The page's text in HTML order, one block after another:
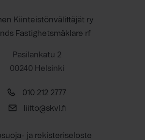
Kiinteistönvälittäjät ry
Fastighetsmäklare rf
Pasilankatu 2
00240 Helsinki
010 212 2777
liitto@skvl.fi
ja rekisteriseloste